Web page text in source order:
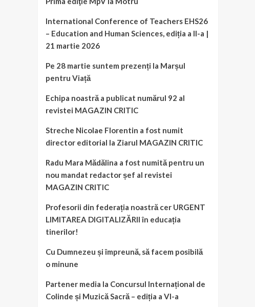
International Conference of Teachers EHS26
– Education and Human Sciences, ediția a II-a |
21 martie 2026
Pe 28 martie suntem prezenți la Marșul
pentru Viață
Echipa noastră a publicat numărul 92 al
revistei MAGAZIN CRITIC
Streche Nicolae Florentin a fost numit
director editorial la Ziarul MAGAZIN CRITIC
Radu Mara Mădălina a fost numită pentru un
nou mandat redactor șef al revistei
MAGAZIN CRITIC
Profesorii din federația noastră cer URGENT
LIMITAREA DIGITALIZĂRII în educația
tinerilor!
Cu Dumnezeu și împreună, să facem posibilă
o minune
Partener media la Concursul Internațional de
Colinde și Muzică Sacră – ediția a VI-a